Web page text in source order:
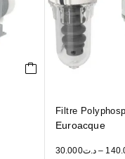
Filtre
Euroacque
د.ت30.000 –